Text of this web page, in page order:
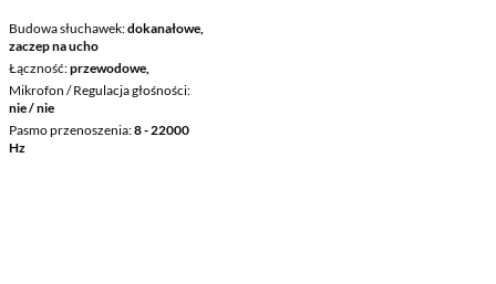
Budowa słuchawek dokanałowe,
zaczep na ucho
Łączność przewodowe,
Mikrofon / Regulacja głośności
nie / nie
Pasmo przenoszenia 8 - 22000
Hz